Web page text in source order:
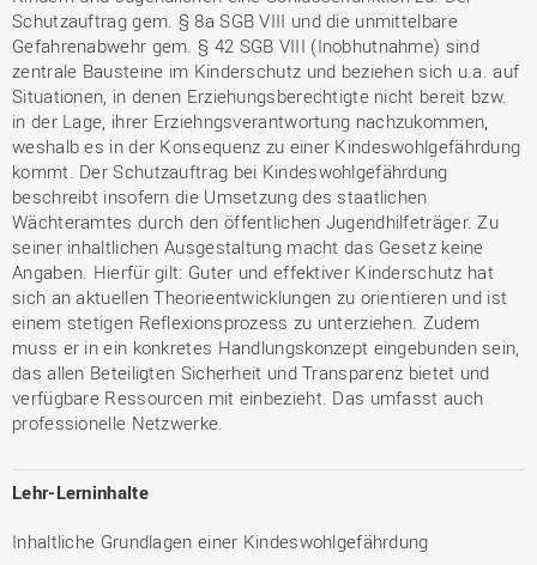
Schutzauftrag gem. § 8a SGB VIII und die unmittelbare
Gefahrenabwehr gem. § 42 SGB VIII (Inobhutnahme) sind
zentrale Bausteine im Kinderschutz und beziehen sich u.a. auf
Situationen, in denen Erziehungsberechtigte nicht bereit bzw.
in der Lage, ihrer Erziehngsverantwortung nachzukommen,
weshalb es in der Konsequenz zu einer Kindeswohlgefährdung
kommt. Der Schutzauftrag bei Kindeswohlgefährdung
beschreibt insofern die Umsetzung des staatlichen
Wächteramtes durch den öffentlichen Jugendhilfeträger. Zu
seiner inhaltlichen Ausgestaltung macht das Gesetz keine
Angaben. Hierfür gilt: Guter und effektiver Kinderschutz hat
sich an aktuellen Theorieentwicklungen zu orientieren und ist
einem stetigen Reflexionsprozess zu unterziehen. Zudem
muss er in ein konkretes Handlungskonzept eingebunden sein,
das allen Beteiligten Sicherheit und Transparenz bietet und
verfügbare Ressourcen mit einbezieht. Das umfasst auch
professionelle Netzwerke.
Lehr-Lerninhalte
Inhaltliche Grundlagen einer Kindeswohlgefährdung